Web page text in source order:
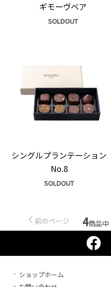
ギモーヴベア
SOLDOUT
シングルプランテーション
No.8
SOLDOUT
前のページ 4商品中
ショップホーム